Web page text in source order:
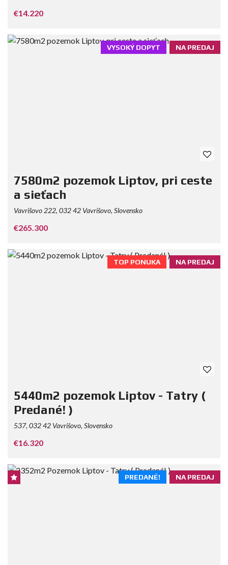
€14.220
NA PREDAJ
VYSOKÝ DOPYT
7580m2 pozemok Liptov, pri ceste
a sieťach
Vavrišovo 222, 032 42 Vavrišovo, Slovensko
€265.300
NA PREDAJ
TOP PONUKA
5440m2 pozemok Liptov - Tatry (
Predané! )
537, 032 42 Vavrišovo, Slovensko
€16.320
NA PREDAJ
PREDANÉ!